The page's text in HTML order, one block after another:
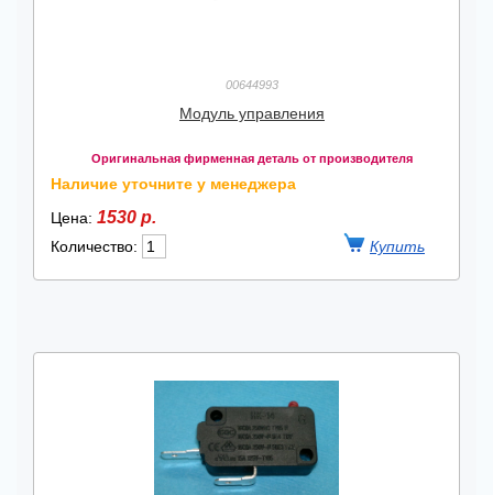
00644993
Модуль управления
Оригинальная фирменная деталь от производителя
Наличие уточните у менеджера
Цена: 1530 р.
Количество: